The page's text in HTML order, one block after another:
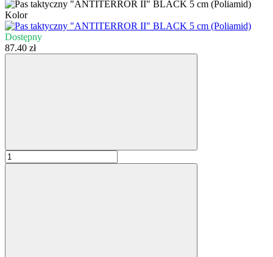
Kolor
Dostępny
87.40 zł